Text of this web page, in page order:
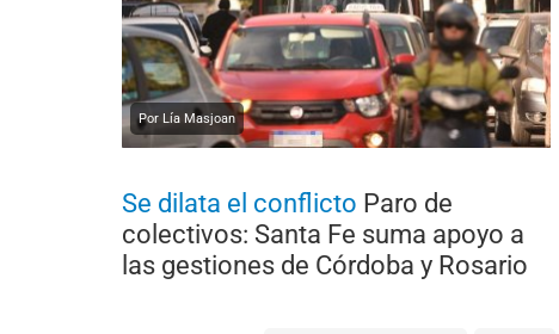
Por Lía Masjoan
Se dilata el conflicto Paro de
colectivos: Santa Fe suma apoyo a
las gestiones de Córdoba y Rosario